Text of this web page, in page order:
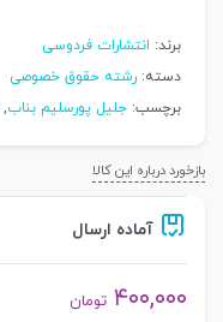
برند: انتشارات فردوسی
دسته: رشته حقوق خصوصی
برچسب: جلیل پورسلیم بناب,
بازخورد درباره این کالا
آماده ارسال
۴۰۰,۰۰۰ تومان